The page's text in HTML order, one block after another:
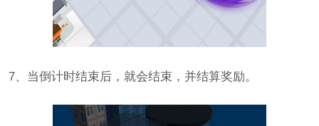
7、当倒计时结束后，就会结束，并结算奖励。